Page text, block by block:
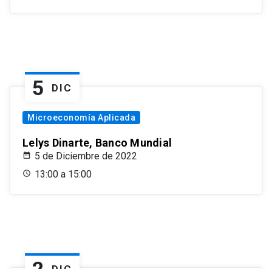
5 DIC
Microeconomía Aplicada
Lelys Dinarte, Banco Mundial
5 de Diciembre de 2022
13:00 a 15:00